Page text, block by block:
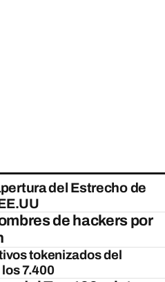
del Estrecho de
de hackers por
tokenizados del
7.400